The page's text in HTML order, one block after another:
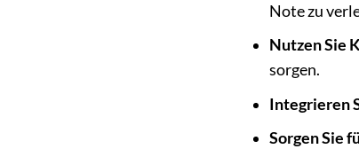
Note zu
Nutzen Sie
sorgen.
Integrieren
Sorgen Sie